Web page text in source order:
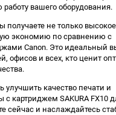
вашего оборудования.
получаете не только
экономию по сравнению с
Canon. Это идеальный
офисов и всех, кто ценит
улучшить качество печати и
с картриджем SAKURA FX10
сейчас и наслаждайтесь